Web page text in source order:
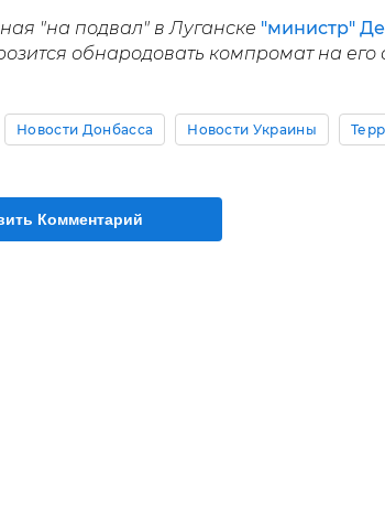
"на подвал" в Луганске "министр"
обнародовать компромат на его
Новости Донбасса Новости Украины
Комментарий